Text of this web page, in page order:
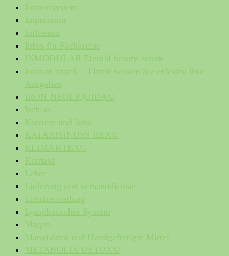
Immunsystem
Impressum
Influenza
Infos für Fachkreise
INMODULAR Eternal beauty serum
Insuran zzacK – Damit senken Sie effektiv Ihre
Ausgaben
IRON NEOLIQUIDA©
Ischias
Karriere und Jobs
KATARISINUSS REX©
KLIMAKTEX©
Kontakt
Leber
Lieferung und versanddienste
Lohnherstellung
Lymphatisches System
Magen
Manufaktur und Handgefertigte Mittel
METABOLIX DETOX©